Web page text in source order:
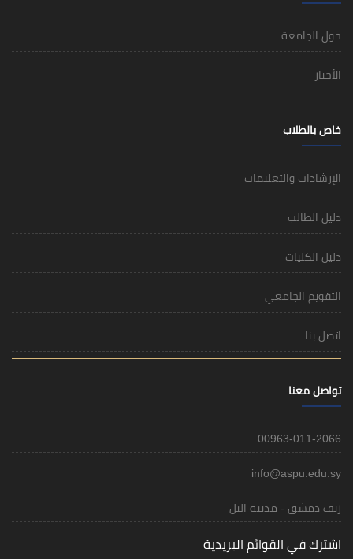
حول الجامعة
الأخبار
خاص بالطلاب
الإرشادات والتعليمات
دليل الطالب
دليل الكليات
التقويم الجامعي
اتصل بنا
تواصل معنا
00963-011-2066
info@aspu.edu.sy
ريف دمشق - مدينة التل
اشترك في القوائم البريدية